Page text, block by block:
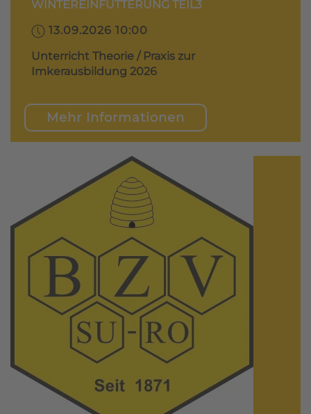
WINTEREINFÜTTERUNG TEIL3
13.09.2026 10:00
Unterricht Theorie / Praxis zur
Imkerausbildung 2026
Mehr Informationen